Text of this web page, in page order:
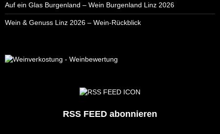
Auf ein Glas Burgenland – Wein Burgenland Linz 2026
Wein & Genuss Linz 2026 – Wein-Rückblick
RSS FEED abonnieren